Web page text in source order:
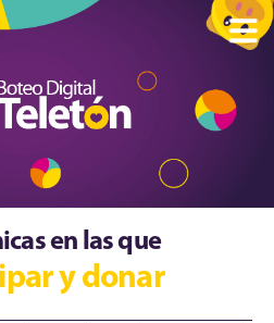
en las que
y donar